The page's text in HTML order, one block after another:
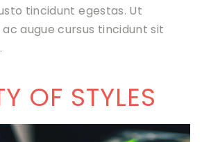
tincidunt egestas. Ut
augue cursus tincidunt sit
OF STYLES